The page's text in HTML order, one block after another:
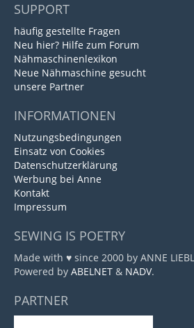
SUPPORT
häufig gestellte Fragen
Neu hier? Hilfe zum Forum
Nähmaschinenlexikon
Neue Nähmaschine gesucht
unsere Partner
INFORMATIONEN
Nutzungsbedingungen
Einsatz von Cookies
Datenschutzerklärung
Werbung bei Anne
Kontakt
Impressum
SEWING IS POETRY
Made with ♥ since 2000 by ANNE
Powered by ABELNET & NADV.
PARTNER